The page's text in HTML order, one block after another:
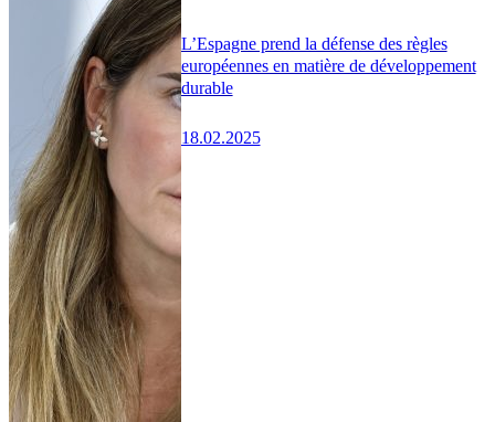
L’Espagne prend la défense des règles
européennes en matière de développement
durable
18.02.2025